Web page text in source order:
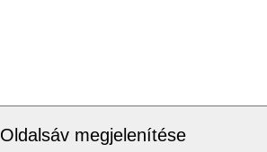
Oldalsáv megjelenítése